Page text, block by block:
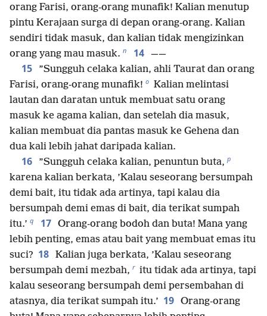
orang Farisi, orang-orang munafik! Kalian menutup
pintu Kerajaan surga di depan orang-orang. Kalian
sendiri tidak masuk, dan kalian tidak mengizinkan
orang yang mau masuk. n 14 ——
15
”Sungguh celaka kalian, ahli Taurat dan orang
Farisi, orang-orang munafik! o Kalian melintasi
lautan dan daratan untuk membuat satu orang
masuk ke agama kalian, dan setelah dia masuk,
kalian membuat dia pantas masuk ke Gehena dan
dua kali lebih jahat daripada kalian.
16 ”Sungguh celaka kalian, penuntun buta, p
karena kalian berkata, ’Kalau seseorang bersumpah
demi bait, itu tidak ada artinya, tapi kalau dia
bersumpah demi emas di bait, dia terikat sumpah
itu.’ q 17 Orang-orang bodoh dan buta! Mana yang
lebih penting, emas atau bait yang membuat emas itu
suci? 18 Kalian juga berkata, ’Kalau seseorang
bersumpah demi mezbah, r itu tidak ada artinya, tapi
kalau seseorang bersumpah demi persembahan di
atasnya, dia terikat sumpah itu.’ 19 Orang-orang